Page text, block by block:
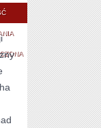
PSYCHIATRIA
W
PRAKTYCE